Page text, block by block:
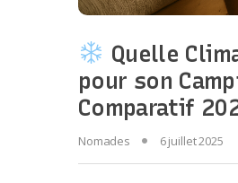
Quelle
pour son
Comparatif
Nomades 6 juillet 2025